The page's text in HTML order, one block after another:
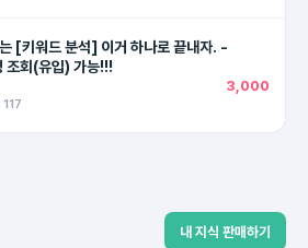
[키워드 분석] 이거 하나로 끝내자. -
3,000명 조회(유입) 가능!!!
3,000
117
내 지식 판매하기